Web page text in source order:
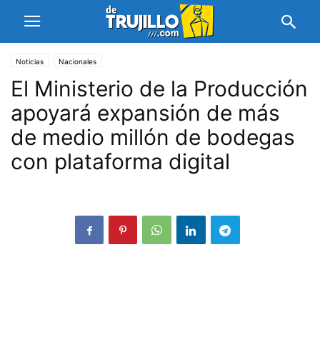
Noticias Nacionales
El Ministerio de la Producción
apoyará expansión de más
de medio millón de bodegas
con plataforma digital